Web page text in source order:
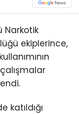
Narkotik
ekiplerince,
katıldığı